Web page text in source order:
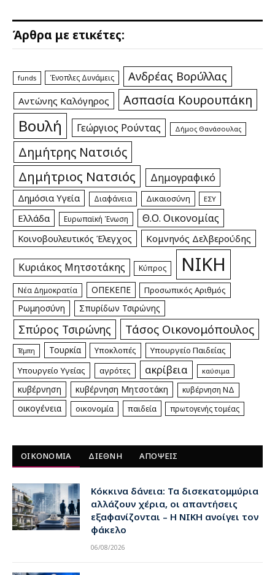
Άρθρα με ετικέτες:
funds Ένοπλες Δυνάμεις Ανδρέας Βορύλλας
Αντώνης Καλόγηρος Ασπασία Κουρουπάκη
Βουλή Γεώργιος Ρούντας Δήμος Θανάσουλας
Δημήτρης Νατσιός
Δημήτριος Νατσιός Δημογραφικό
Δημόσια Υγεία Διαφάνεια Δικαιοσύνη ΕΣΥ
Ελλάδα Ευρωπαϊκή Ένωση Θ.Ο. Οικονομίας
Κοινοβουλευτικός Έλεγχος Κομνηνός Δελβερούδης
Κυριάκος Μητσοτάκης Κύπρος ΝΙΚΗ
Νέα Δημοκρατία ΟΠΕΚΕΠΕ Προσωπικός Αριθμός
Ρωμηοσύνη Σπυρίδων Τσιρώνης
Σπύρος Τσιρώνης Τάσος Οικονομόπουλος
Τέμπη Τουρκία Υποκλοπές
Υπουργείο Παιδείας
Υπουργείο Υγείας
αγρότες ακρίβεια καύσιμα
κυβέρνηση κυβέρνηση Μητσοτάκη κυβέρνηση ΝΔ
οικογένεια οικονομία παιδεία πρωτογενής τομέας
ΟΙΚΟΝΟΜΙΑ ΔΙΕΘΝΗ ΑΠΟΨΕΙΣ
Κόκκινα δάνεια: Τα δισεκατομμύρια
αλλάζουν χέρια, οι απαντήσεις
εξαφανίζονται – Η ΝΙΚΗ ανοίγει τον
φάκελο
06/08/2026